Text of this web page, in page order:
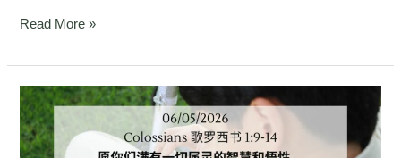
Read More »
歌
罗
西